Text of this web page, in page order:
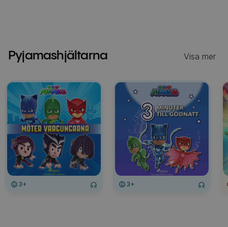
Pyjamashjältarna Visa mer
3+ 3+